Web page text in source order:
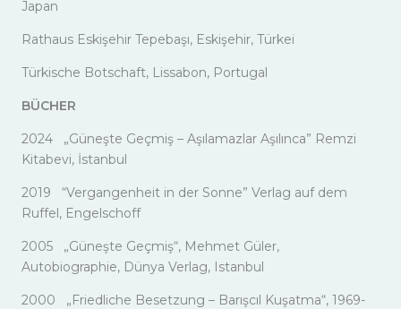
Japan
Rathaus Eskişehir Tepebaşı, Eskişehir, Türkei
Türkische Botschaft, Lissabon, Portugal
BÜCHER
2024 „Güneşte Geçmiş – Aşılamazlar Aşılınca” Remzi
Kitabevi, İstanbul
2019 “Vergangenheit in der Sonne” Verlag auf dem
Ruffel, Engelschoff
2005 „Güneşte Geçmiş“, Mehmet Güler,
Autobiographie, Dünya Verlag, Istanbul
2000 „Friedliche Besetzung – Barışcıl Kuşatma“, 1969-